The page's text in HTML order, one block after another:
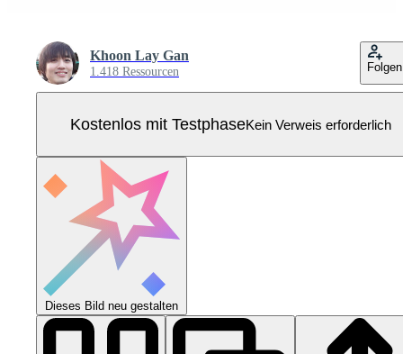
Khoon Lay Gan
1.418 Ressourcen Folgen
Kostenlos mit TestphaseKein Verweis erforderlich
Dieses Bild neu gestalten